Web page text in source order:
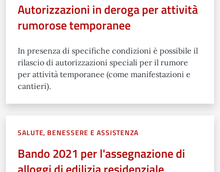
Autorizzazioni in deroga per attività
rumorose temporanee
In presenza di specifiche condizioni è possibile il
rilascio di autorizzazioni speciali per il rumore
per attività temporanee (come manifestazioni e
cantieri).
SALUTE, BENESSERE E ASSISTENZA
Bando 2021 per l'assegnazione di